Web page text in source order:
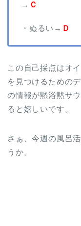
→ Ｃ
・ぬるい→ Ｄ
この自己採点はオ
を見つけるための
の情報が黙浴黙サ
ると嬉しいです。
さぁ、今週の風呂
うか。